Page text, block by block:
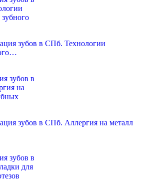
зубов в СПб. Технологии
зубов в СПб. Аллергия на металл